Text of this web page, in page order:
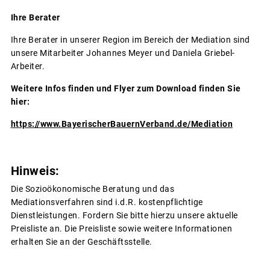
Ihre Berater
Ihre Berater in unserer Region im Bereich der Mediation sind
unsere Mitarbeiter Johannes Meyer und Daniela Griebel-
Arbeiter.
Weitere Infos finden und Flyer zum Download finden Sie
hier:
https://www.BayerischerBauernVerband.de/Mediation
Hinweis:
Die Sozioökonomische Beratung und das
Mediationsverfahren sind i.d.R. kostenpflichtige
Dienstleistungen. Fordern Sie bitte hierzu unsere aktuelle
Preisliste an. Die Preisliste sowie weitere Informationen
erhalten Sie an der Geschäftsstelle.